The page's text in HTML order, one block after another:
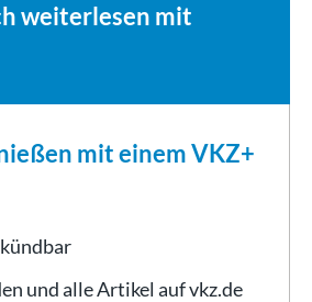
weiterlesen mit
mit einem VKZ+
und alle Artikel auf vkz.de